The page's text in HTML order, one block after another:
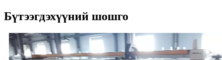
Бүтээгдэхүүний шошго